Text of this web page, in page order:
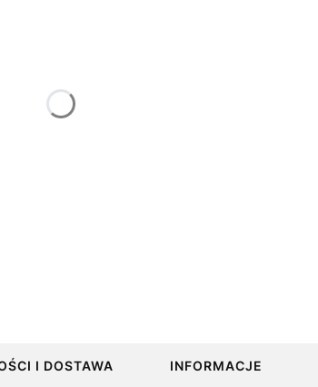
I DOSTAWA
INFORMACJE